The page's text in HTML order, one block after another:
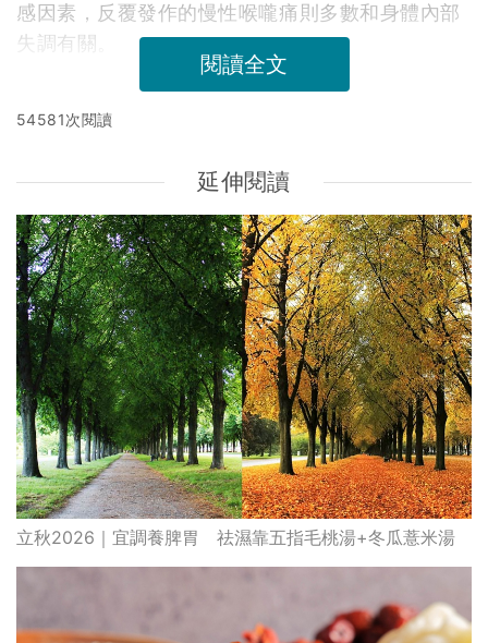
感因素，反覆發作的慢性喉嚨痛則多數和身體內部
失調有關。
閱讀全文
54581次閱讀
延伸閱讀
立秋2026｜宜調養脾胃 祛濕靠五指毛桃湯+冬瓜薏米湯